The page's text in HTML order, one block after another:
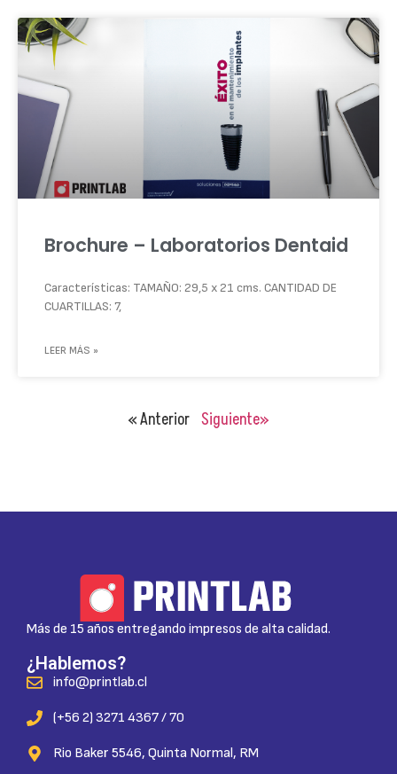
Brochure – Laboratorios Dentaid
Características: TAMAÑO: 29,5 x 21 cms. CANTIDAD DE
CUARTILLAS: 7,
LEER MÁS »
« Anterior Siguiente»
Más de 15 años entregando impresos de alta calidad.
¿Hablemos?
info@printlab.cl
(+56 2) 3271 4367 / 70
Rio Baker 5546, Quinta Normal, RM